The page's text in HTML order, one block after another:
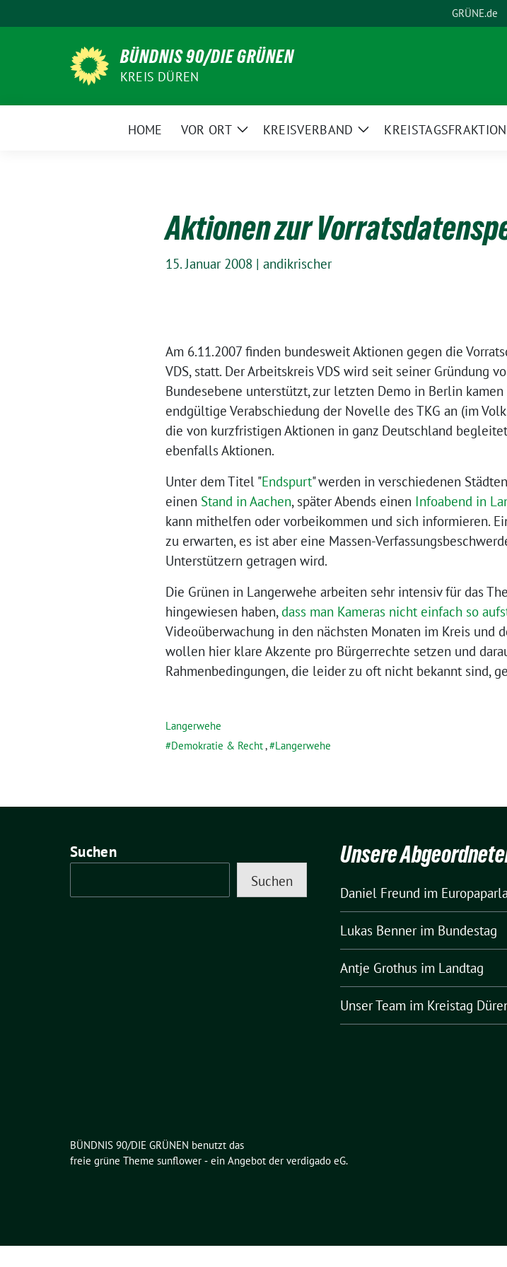
zum
GRÜNE.de
BÜNDNIS 90/DIE GRÜNEN
KREIS DÜREN
HOME VOR ORT
ZeigeKREISVERBAND
ZeigeKREISTAGSFRAKTION
Aktionen zur
15. Januar 2008 | andikrischer
Am 6.11.2007 finden bundesweit Aktionen gegen die
VDS, statt. Der Arbeitskreis VDS wird seit seiner Gründung
Bundesebene unterstützt, zur letzten Demo in Berlin
endgültige Verabschiedung der Novelle des TKG an (im
die von kurzfristigen Aktionen in ganz Deutschland
ebenfalls Aktionen.
Unter dem Titel "Endspurt" werden in verschiedenen
einen Stand in Aachen, später Abends einen Infoabend in
kann mithelfen oder vorbeikommen und sich informieren.
zu erwarten, es ist aber eine Massen-
Unterstützern getragen wird.
Die Grünen in Langerwehe arbeiten sehr intensiv für das
hingewiesen haben, dass man Kameras nicht einfach so
Videoüberwachung in den nächsten Monaten im Kreis und
wollen hier klare Akzente pro Bürgerrechte setzen und
Rahmenbedingungen, die leider zu oft nicht bekannt sind,
Langerwehe
Demokratie & Recht, Langerwehe
Suchen
Suchen
Unsere
Daniel Freund im
Lukas Bennerim Bundestag
Antje Grothus im Landtag
Unser Team im Kreistag
BÜNDNIS 90/DIE GRÜNEN benutzt das
freie grüne Theme sunflower ‐ ein Angebot der verdigado eG.